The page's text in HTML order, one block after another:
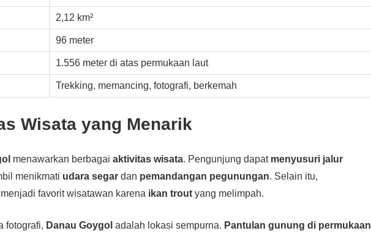
2,12 km²
96 meter
1.556 meter di atas permukaan laut
Trekking, memancing, fotografi, berkemah
Wisata yang Menarik
menawarkan berbagaiaktivitas wisata. Pengunjung dapat menyusuri jalur
menikmati udara segar dan pemandangan pegunungan. Selain itu,
menjadi favorit wisatawan karena ikan trout yang melimpah.
fotografi, Danau Goygol adalah lokasi sempurna. Pantulan gunung di permukaan